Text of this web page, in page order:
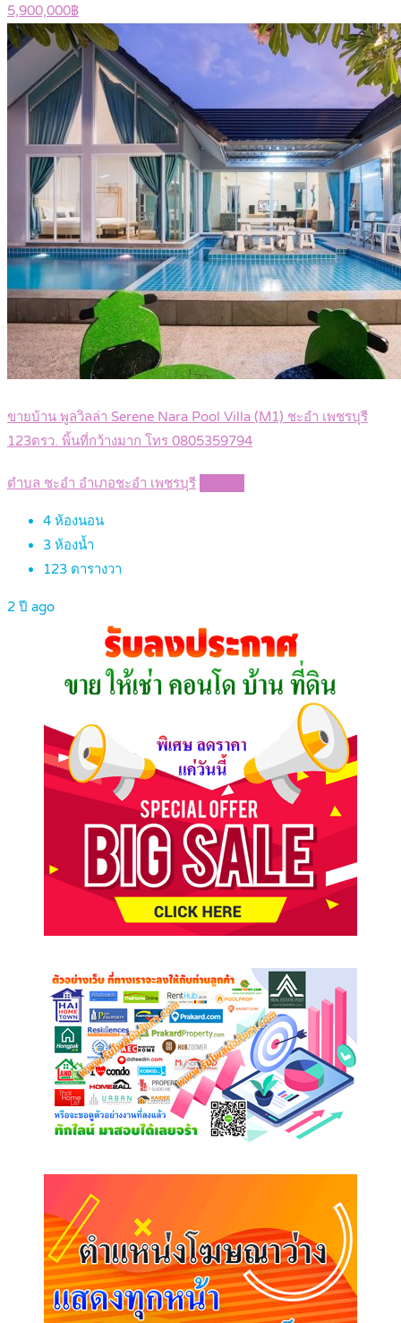
5,900,000฿
ขายบ้าน พูลวิลล่า Serene Nara Pool Villa (M1) ชะอำ เพชรบุรี
123ตรว. พิ้นที่กว้างมาก โทร 0805359794
ตำบล ชะอำ อำเภอชะอำ เพชรบุรี
4 ห้องนอน
3 ห้องน้ำ
123 ตารางวา
2 ปี ago